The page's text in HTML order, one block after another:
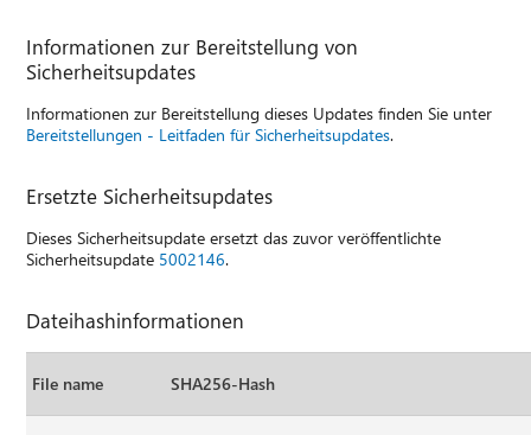
Informationen zur Bereitstellung von
Sicherheitsupdates
Informationen zur Bereitstellung dieses Updates finden Sie unter
Bereitstellungen - Leitfaden für Sicherheitsupdates.
Ersetzte Sicherheitsupdates
Dieses Sicherheitsupdate ersetzt das zuvor veröffentlichte
Sicherheitsupdate 5002146.
Dateihashinformationen
File name SHA256-Hash